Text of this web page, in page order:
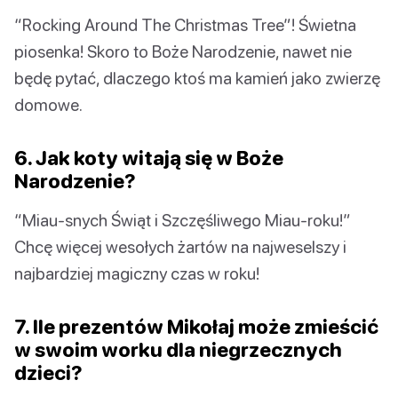
“Rocking Around The Christmas Tree”! Świetna
piosenka! Skoro to Boże Narodzenie, nawet nie
będę pytać, dlaczego ktoś ma kamień jako zwierzę
domowe.
6. Jak koty witają się w Boże
Narodzenie?
“Miau-snych Świąt i Szczęśliwego Miau-roku!”
Chcę więcej wesołych żartów na najweselszy i
najbardziej magiczny czas w roku!
7. Ile prezentów Mikołaj może zmieścić
w swoim worku dla niegrzecznych
dzieci?